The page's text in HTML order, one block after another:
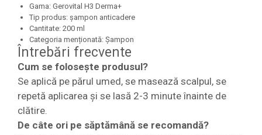
Gama: Gerovital H3 Derma+
Tip produs: șampon anticadere
Cantitate: 200 ml
Categoria menționată: Șampon
Întrebări frecvente
Cum se folosește produsul?
Se aplică pe părul umed, se masează scalpul, se
repetă aplicarea și se lasă 2-3 minute înainte de
clătire.
De câte ori pe săptămână se recomandă?